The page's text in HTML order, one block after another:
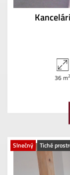
36 m2
Slnečný Tiché